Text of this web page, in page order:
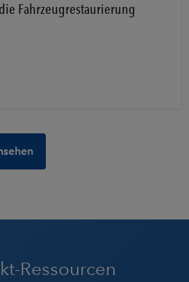
Fahrzeugrestaurierung
Ressourcen